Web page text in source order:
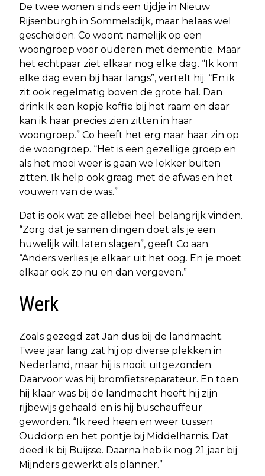
De twee wonen sinds een tijdje in Nieuw
Rijsenburgh in Sommelsdijk, maar helaas wel
gescheiden. Co woont namelijk op een
woongroep voor ouderen met dementie. Maar
het echtpaar ziet elkaar nog elke dag. “Ik kom
elke dag even bij haar langs”, vertelt hij. “En ik
zit ook regelmatig boven de grote hal. Dan
drink ik een kopje koffie bij het raam en daar
kan ik haar precies zien zitten in haar
woongroep.” Co heeft het erg naar haar zin op
de woongroep. “Het is een gezellige groep en
als het mooi weer is gaan we lekker buiten
zitten. Ik help ook graag met de afwas en het
vouwen van de was.”
Dat is ook wat ze allebei heel belangrijk vinden.
“Zorg dat je samen dingen doet als je een
huwelijk wilt laten slagen”, geeft Co aan.
“Anders verlies je elkaar uit het oog. En je moet
elkaar ook zo nu en dan vergeven.”
Werk
Zoals gezegd zat Jan dus bij de landmacht.
Twee jaar lang zat hij op diverse plekken in
Nederland, maar hij is nooit uitgezonden.
Daarvoor was hij bromfietsreparateur. En toen
hij klaar was bij de landmacht heeft hij zijn
rijbewijs gehaald en is hij buschauffeur
geworden. “Ik reed heen en weer tussen
Ouddorp en het pontje bij Middelharnis. Dat
deed ik bij Buijsse. Daarna heb ik nog 21 jaar bij
Mijnders gewerkt als planner.”